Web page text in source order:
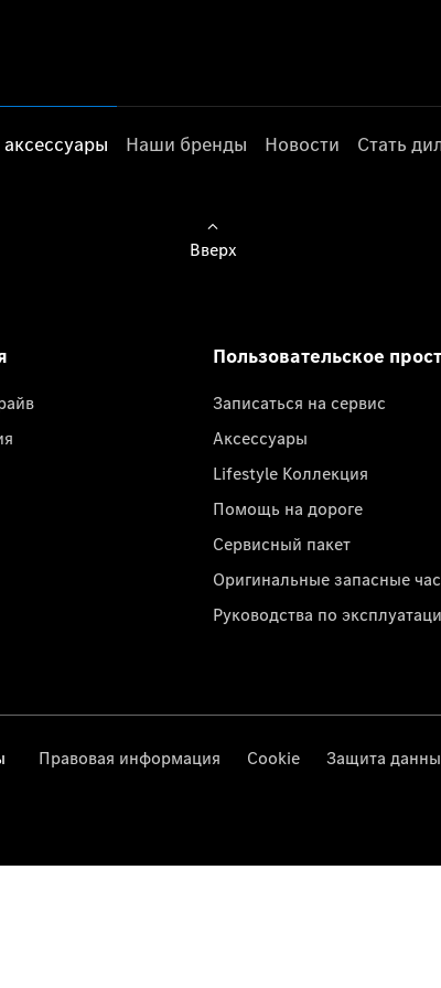
Наши бренды Новости Стать
Вверх
Пользовательское
Записаться на сервис
Аксессуары
Lifestyle Коллекция
Помощь на дороге
Сервисный пакет
Оригинальные запасные
Руководства по
Правовая информация Cookie Защита